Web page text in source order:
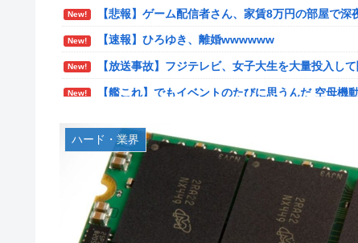
海外「日本は戦勝国なんだよ」 戦後の日本人の特
New!
【画像】居酒屋さん、6人で長居して会計4939円
や？？？？？？
New! 女芸人の吉住さん（36）メイクしたら普通に美人
だろ」←これ…w w
韓国人「韓国が米韓通貨スワップ交渉に全力を注
ン・ドル為替の現実」
「斬撃を飛ばす」←ぶっちゃけ好き？嫌い？
New! 【悲報】瀬戸環奈がスタイルよすぎて一般男性が
New! 【悲報】ゲーム配信者さん、家賃8万円の部屋で
New! 【速報】ひろゆき、離婚wwwwww
New! 【放送事故】フジテレビ、女子大生を大量投入し
New! 【艦これ】でもイベントのたびに思うんだ 空母機
New! 【艦これ】ナマケモノアガノウサギ 他
【虹ヶ咲】「夏はせつ泣き」がキャッチコピーの映
フジテレビ「2026 FORMULA1 サマーブレイクSP
New! お前ら「日本も核武装汁！」←１万発の核弾頭どこ
ハード・業界